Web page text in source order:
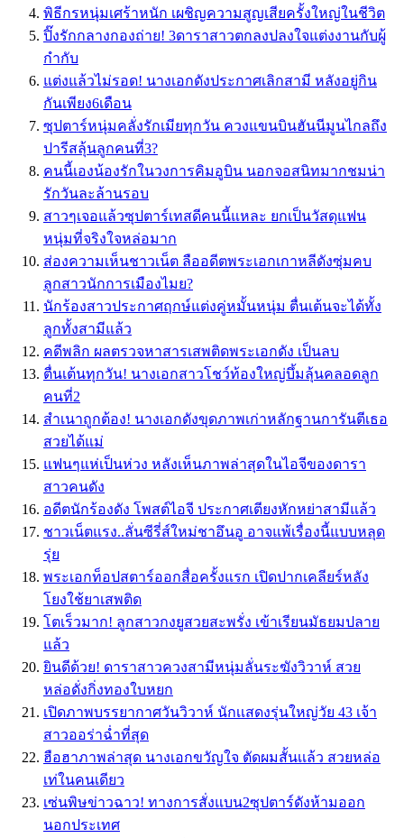
พิธีกรหนุ่มเศร้าหนัก เผชิญความสูญเสียครั้งใหญ่ในชีวิต
ปิ๊งรักกลางกองถ่าย! 3ดาราสาวตกลงปลงใจแต่งงานกับผู้
กำกับ
แต่งแล้วไม่รอด! นางเอกดังประกาศเลิกสามี หลังอยู่กิน
กันเพียง6เดือน
ซุปตาร์หนุ่มคลั่งรักเมียทุกวัน ควงแขนบินฮันนีมูนไกลถึง
ปารีสลุ้นลูกคนที่3?
คนนี้เองน้องรักในวงการคิมอูบิน นอกจอสนิทมากชมน่า
รักวันละล้านรอบ
สาวๆเจอแล้วซุปตาร์เทสดีคนนี้แหละ ยกเป็นวัสดุแฟน
หนุ่มที่จริงใจหล่อมาก
ส่องความเห็นชาวเน็ต ลืออดีตพระเอกเกาหลีดังซุ่มคบ
ลูกสาวนักการเมืองไมย?
นักร้องสาวประกาศฤกษ์แต่งคู่หมั้นหนุ่ม ตื่นเต้นจะได้ทั้ง
ลูกทั้งสามีแล้ว
คดีพลิก ผลตรวจหาสารเสพติดพระเอกดัง เป็นลบ
ตื่นเต้นทุกวัน! นางเอกสาวโชว์ท้องใหญ่บึ้มลุ้นคลอดลูก
คนที่2
สำเนาถูกต้อง! นางเอกดังขุดภาพเก่าหลักฐานการันตีเธอ
สวยได้แม่
แฟนๆแห่เป็นห่วง หลังเห็นภาพล่าสุดในไอจีของดารา
สาวคนดัง
อดีตนักร้องดัง โพสต์ไอจี ประกาศเตียงหักหย่าสามีแล้ว
ชาวเน็ตแรง..ลั่นซีรี่ส์ใหม่ชาอึนอู อาจแพ้เรื่องนี้แบบหลุด
รุ่ย
พระเอกท็อปสตาร์ออกสื่อครั้งแรก เปิดปากเคลียร์หลัง
โยงใช้ยาเสพติด
โตเร็วมาก! ลูกสาวกงยูสวยสะพรั่ง เข้าเรียนมัธยมปลาย
แล้ว
ยินดีด้วย! ดาราสาวควงสามีหนุ่มลั่นระฆังวิวาห์ สวย
หล่อดั่งกิ่งทองใบหยก
เปิดภาพบรรยากาศวันวิวาห์ นักเเสดงรุ่นใหญ่วัย 43 เจ้า
สาวออร่าฉ่ำที่สุด
ฮือฮาภาพล่าสุด นางเอกขวัญใจ ตัดผมสั้นเเล้ว สวยหล่อ
เท่ในคนเดียว
เซ่นพิษข่าวฉาว! ทางการสั่งแบน2ซุปตาร์ดังห้ามออก
นอกประเทศ